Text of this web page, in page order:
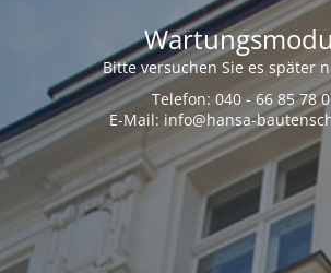
Bitte versuchen Sie es später
Telefon: 040 - 66 85 78
E-Mail: info@hansa-